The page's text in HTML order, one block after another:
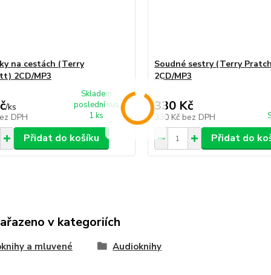
na cestách (Terry
2CD/MP3
/ks
DPH
Skladem
poslední kus
1 ks
Přidat do košíku
Soudné sestry (Terry
2CD/MP3
330 Kč
330 Kč bez DPH
Přidat do
v kategoriích
a mluvené Audioknihy